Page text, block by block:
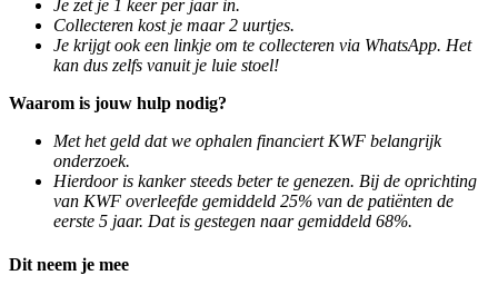
Je zet je 1 keer per jaar in.
Collecteren kost je maar 2 uurtjes.
Je krijgt ook een linkje om te collecteren via WhatsApp. Het
kan dus zelfs vanuit je luie stoel!
Waarom is jouw hulp nodig?
Met het geld dat we ophalen financiert KWF belangrijk
onderzoek.
Hierdoor is kanker steeds beter te genezen. Bij de oprichting
van KWF overleefde gemiddeld 25% van de patiënten de
eerste 5 jaar. Dat is gestegen naar gemiddeld 68%.
Dit neem je mee